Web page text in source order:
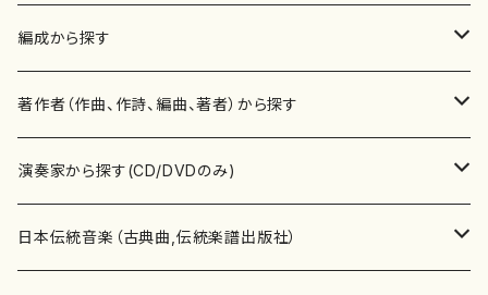
楽譜
書籍
書籍
テキストブック
CD・DVD
チケット
編成から探す
邦楽器
箏・琴（ソロ）
箏・琴（合奏）
合唱
混声合唱
歌・声
著作者（作曲、作詩、編曲、著者）から探す
あ行
青木省三(アオキ ショウゾウ)
か行
演奏家から探す(CD/DVDのみ)
邦楽（箏、三味線、尺八等）演奏家
日本伝統音楽（古典曲,伝統楽譜出版社）